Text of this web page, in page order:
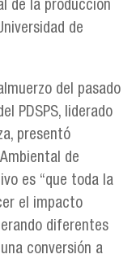
de la producción
de
del pasado
PDSPS, liderado
presentó
de
es “que toda la
el impacto
diferentes
conversión a